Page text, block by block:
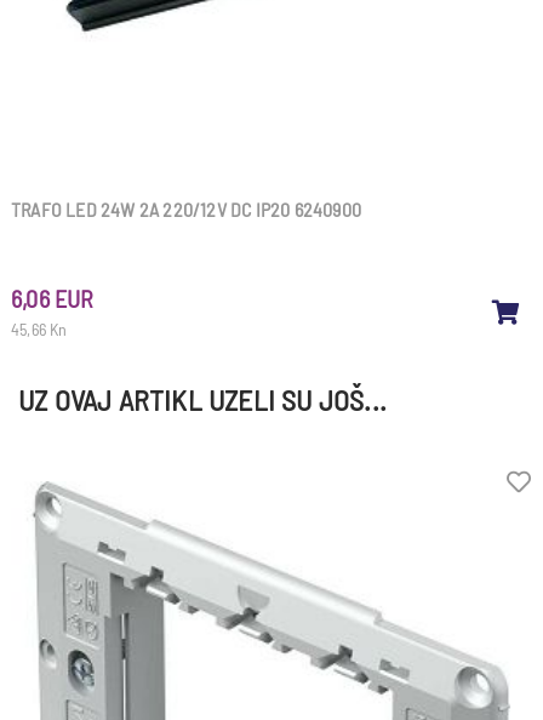
TRAFO LED 24W 2A 220/12V DC IP20 6240900
45,66 Kn
6,06 EUR
UZ OVAJ ARTIKL UZELI SU JOŠ...